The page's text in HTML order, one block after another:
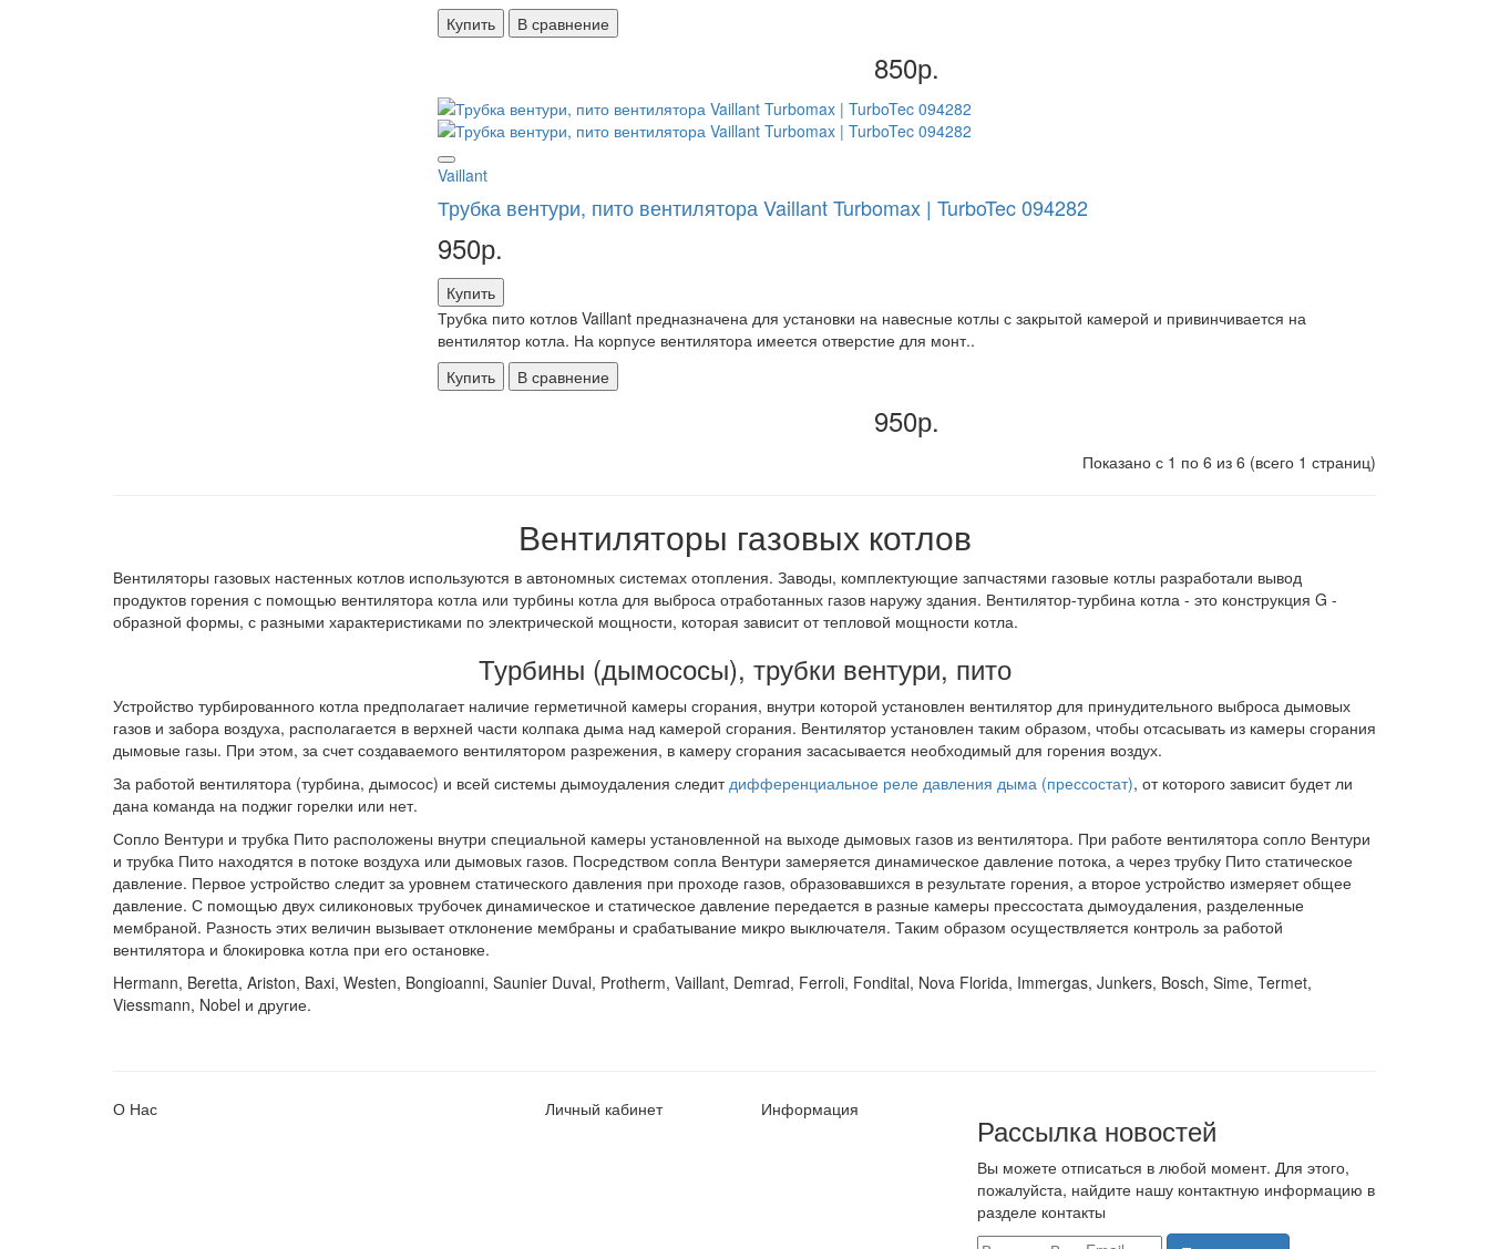
Купить
В сравнение
850р.
Vaillant
Трубка вентури, пито вентилятора Vaillant Turbomax | TurboTec 094282
950р.
Купить
Трубка пито котлов Vaillant предназначена для установки на навесные котлы с закрытой камерой и привинчивается на
вентилятор котла. На корпусе вентилятора имеется отверстие для монт..
Купить
В сравнение
950р.
Показано с 1 по 6 из 6 (всего 1 страниц)
Вентиляторы газовых котлов
Вентиляторы газовых настенных котлов используются в автономных системах отопления. Заводы, комплектующие запчастями газовые котлы разработали вывод
продуктов горения с помощью вентилятора котла или турбины котла для выброса отработанных газов наружу здания. Вентилятор-турбина котла - это конструкция G -
образной формы, с разными характеристиками по электрической мощности, которая зависит от тепловой мощности котла.
Турбины (дымососы), трубки вентури, пито
Устройство турбированного котла предполагает наличие герметичной камеры сгорания, внутри которой установлен вентилятор для принудительного выброса дымовых
газов и забора воздуха, располагается в верхней части колпака дыма над камерой сгорания. Вентилятор установлен таким образом, чтобы отсасывать из камеры сгорания
дымовые газы. При этом, за счет создаваемого вентилятором разрежения, в камеру сгорания засасывается необходимый для горения воздух.
За работой вентилятора (турбина, дымосос) и всей системы дымоудаления следитдифференциальное реле давления дыма (прессостат), от которого зависит будет ли
дана команда на поджиг горелки или нет.
Сопло Вентури и трубка Пито расположены внутри специальной камеры установленной на выходе дымовых газов из вентилятора. При работе вентилятора сопло Вентури
и трубка Пито находятся в потоке воздуха или дымовых газов. Посредством сопла Вентури замеряется динамическое давление потока, а через трубку Пито статическое
давление. Первое устройство следит за уровнем статического давления при проходе газов, образовавшихся в результате горения, а второе устройство измеряет общее
давление. С помощью двух силиконовых трубочек динамическое и статическое давление передается в разные камеры прессостата дымоудаления, разделенные
мембраной. Разность этих величин вызывает отклонение мембраны и срабатывание микро выключателя. Таким образом осуществляется контроль за работой
вентилятора и блокировка котла при его остановке.
Hermann, Beretta, Ariston, Baxi, Westen, Bongioanni, Saunier Duval, Protherm, Vaillant, Demrad, Ferroli, Fondital, Nova Florida, Immergas, Junkers, Bosch, Sime, Termet,
Viessmann, Nobel и другие.
О Нас Личный кабинет Информация
Рассылка новостей
Вы можете отписаться в любой момент. Для этого,
пожалуйста, найдите нашу контактную информацию в
разделе контакты